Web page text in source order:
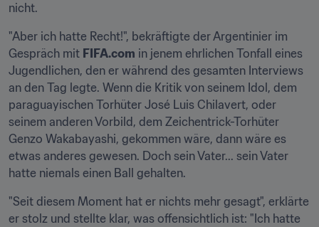
nicht.
"Aber ich hatte Recht!", bekräftigte der Argentinier im
Gespräch mit FIFA.com in jenem ehrlichen Tonfall eines
Jugendlichen, den er während des gesamten Interviews
an den Tag legte. Wenn die Kritik von seinem Idol, dem
paraguayischen Torhüter José Luis Chilavert, oder
seinem anderen Vorbild, dem Zeichentrick-Torhüter
Genzo Wakabayashi, gekommen wäre, dann wäre es
etwas anderes gewesen. Doch sein Vater... sein Vater
hatte niemals einen Ball gehalten.
"Seit diesem Moment hat er nichts mehr gesagt", erklärte
er stolz und stellte klar, was offensichtlich ist: "Ich hatte